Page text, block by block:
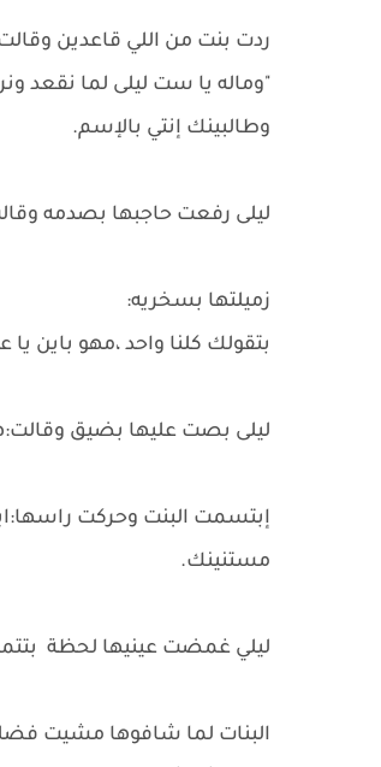
ردت بنت من اللي قاعدين
"وماله يا ست ليلى لما نقعد
وطالبينك إنتي بالإسم.
ليلى رفعت حاجبها بصدمه
زميلتها بسخريه:
بتقولك كلنا واحد ،مهو باين
ليلى بصت عليها بضيق
إبتسمت البنت وحركت
مستنينك.
ليلي غمضت عينيها لحظة
البنات لما شافوها مشيت